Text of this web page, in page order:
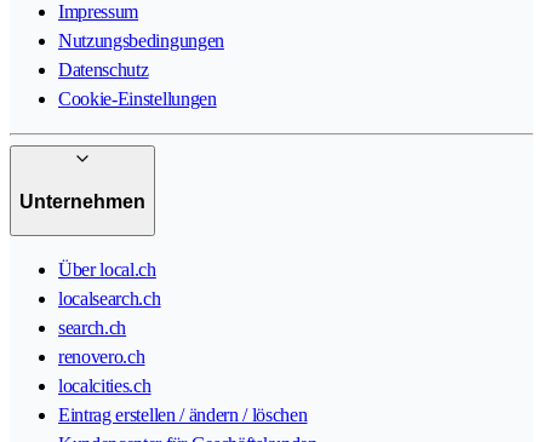
Impressum
Nutzungsbedingungen
Datenschutz
Cookie-Einstellungen
Unternehmen
Über local.ch
localsearch.ch
search.ch
renovero.ch
localcities.ch
Eintrag erstellen / ändern / löschen